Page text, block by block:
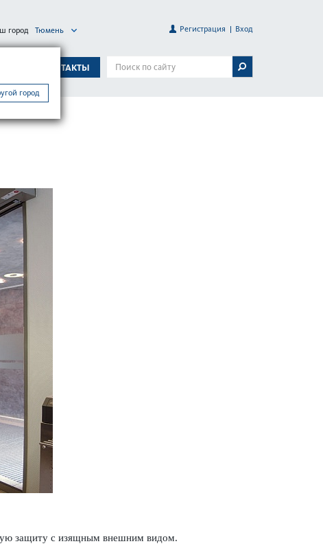
КОНТАКТЫ
город
город Тюмень Регистрация Вход
защиту с изящным внешним видом.